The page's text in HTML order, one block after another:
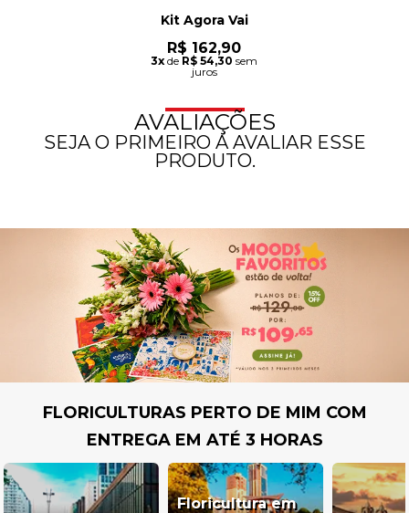
Kit Agora Vai
R$ 162,90
3xde R$ 54,30 sem
juros
AVALIAÇÕES
SEJA O PRIMEIRO A AVALIAR ESSE
PRODUTO.
FLORICULTURAS PERTO DE MIM COM
ENTREGA EM ATÉ 3 HORAS
Floricultura em